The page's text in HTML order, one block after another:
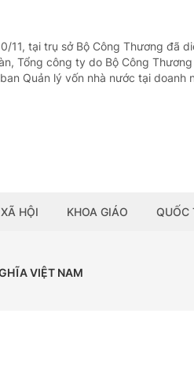
11, tại trụ sở Bộ Công Thương đã
Tổng công ty do Bộ Công
Quản lý vốn nhà nước tại doanh
XÃ HỘI KHOA GIÁO QUỐC
VIỆT NAM